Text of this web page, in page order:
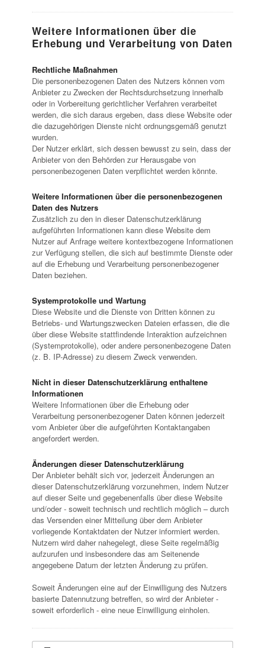
Weitere Informationen über die
Erhebung und Verarbeitung von Daten
Rechtliche Maßnahmen
Die personenbezogenen Daten des Nutzers können vom
Anbieter zu Zwecken der Rechtsdurchsetzung innerhalb
oder in Vorbereitung gerichtlicher Verfahren verarbeitet
werden, die sich daraus ergeben, dass diese Website oder
die dazugehörigen Dienste nicht ordnungsgemäß genutzt
wurden.
Der Nutzer erklärt, sich dessen bewusst zu sein, dass der
Anbieter von den Behörden zur Herausgabe von
personenbezogenen Daten verpflichtet werden könnte.
Weitere Informationen über die personenbezogenen
Daten des Nutzers
Zusätzlich zu den in dieser Datenschutzerklärung
aufgeführten Informationen kann diese Website dem
Nutzer auf Anfrage weitere kontextbezogene Informationen
zur Verfügung stellen, die sich auf bestimmte Dienste oder
auf die Erhebung und Verarbeitung personenbezogener
Daten beziehen.
Systemprotokolle und Wartung
Diese Website und die Dienste von Dritten können zu
Betriebs- und Wartungszwecken Dateien erfassen, die die
über diese Website stattfindende Interaktion aufzeichnen
(Systemprotokolle), oder andere personenbezogene Daten
(z. B. IP-Adresse) zu diesem Zweck verwenden.
Nicht in dieser Datenschutzerklärung enthaltene
Informationen
Weitere Informationen über die Erhebung oder
Verarbeitung personenbezogener Daten können jederzeit
vom Anbieter über die aufgeführten Kontaktangaben
angefordert werden.
Änderungen dieser Datenschutzerklärung
Der Anbieter behält sich vor, jederzeit Änderungen an
dieser Datenschutzerklärung vorzunehmen, indem Nutzer
auf dieser Seite und gegebenenfalls über diese Website
und/oder - soweit technisch und rechtlich möglich – durch
das Versenden einer Mitteilung über dem Anbieter
vorliegende Kontaktdaten der Nutzer informiert werden.
Nutzern wird daher nahegelegt, diese Seite regelmäßig
aufzurufen und insbesondere das am Seitenende
angegebene Datum der letzten Änderung zu prüfen.
Soweit Änderungen eine auf der Einwilligung des Nutzers
basierte Datennutzung betreffen, so wird der Anbieter -
soweit erforderlich - eine neue Einwilligung einholen.